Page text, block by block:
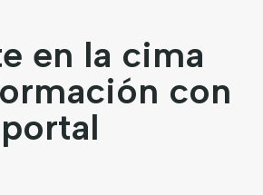
en la cima
con